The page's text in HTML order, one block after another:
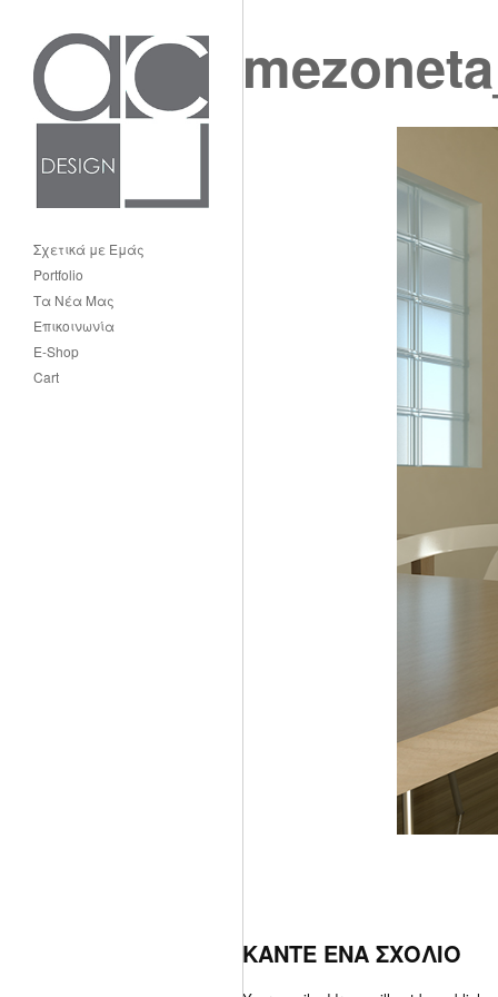
Σχετικά με Εμάς
Portfolio
Τα Νέα Μας
Επικοινωνία
E-Shop
Cart
ΚΑΝΤΕ ΕΝΑ ΣΧΟΛΙΟ